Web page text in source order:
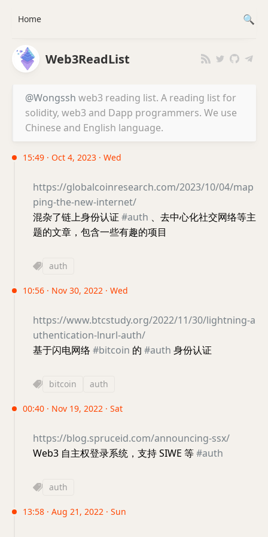
Web3ReadList
@Wongssh web3 reading list. A reading list for
solidity, web3 and Dapp programmers. We use
Chinese and English language.
15:49 · Oct 4, 2023 · Wed
https://globalcoinresearch.com/2023/10/04/map
ping-the-new-internet/
混杂了链上身份认证 #auth 、去中心化社交网络等主
题的文章，包含一些有趣的项目
auth
10:56 · Nov 30, 2022 · Wed
https://www.btcstudy.org/2022/11/30/lightning-a
uthentication-lnurl-auth/
基于闪电网络#bitcoin 的 #auth 身份认证
bitcoin auth
00:40 · Nov 19, 2022 · Sat
https://blog.spruceid.com/announcing-ssx/
Web3 自主权登录系统，支持 SIWE 等#auth
auth
13:58 · Aug 21, 2022 · Sun
Home